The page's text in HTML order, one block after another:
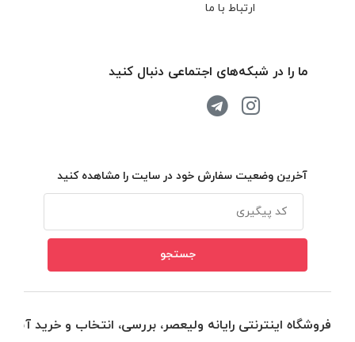
ارتباط با ما
ما را در شبکه‌های اجتماعی دنبال کنید
آخرین وضعیت سفارش خود در سایت را مشاهده کنید
فروشگاه اینترنتی رایانه ولیعصر، بررسی، انتخاب و خرید